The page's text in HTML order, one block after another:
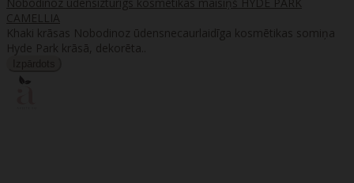
CAMELLIA
Khaki krāsas Nobodinoz ūdensnecaurlaidīga kosmētikas somiņa
Hyde Park krāsā, dekorēta..